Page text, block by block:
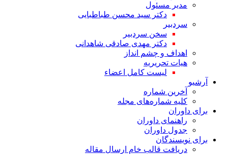
مدیر مسئول
دکتر سید محسن طباطبایی
سردبیر
سخن سردبیر
دکتر مهدی صادقی شاهدانی
اهداف و چشم انداز
هیات تحریریه
لیست کامل اعضاء
آرشیو
آخرین شماره
کلیه شماره‌های مجله
برای داوران
راهنمای داوران
جدول داوران
برای نویسندگان
دریافت قالب خام ارسال مقاله